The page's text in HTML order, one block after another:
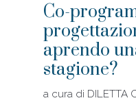
Co-
aprendo
stagione?
a cura di DILETTA